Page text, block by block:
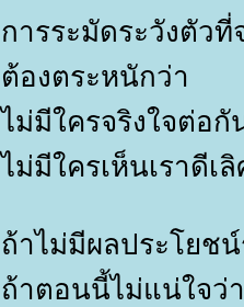
การระมัดระวังตัวที่
ต้องตระหนักว่า
ไม่มีใครจริงใจต่อกั
ไม่มีใครเห็นเราดีเ
ถ้าไม่มีผลประโยช
ถ้าตอนนี้ไม่แน่ใจว่